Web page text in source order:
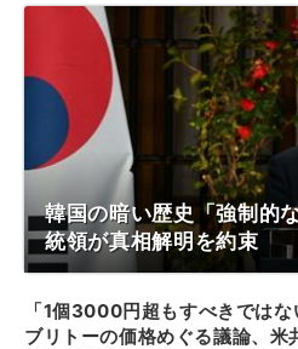
韓国の暗い歴史「強制的
統領が真相解明を約束
「1個3000円超もすべきではな
ブリトーの価格めぐる議論、米